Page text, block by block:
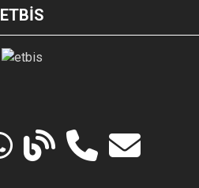
ETBİS